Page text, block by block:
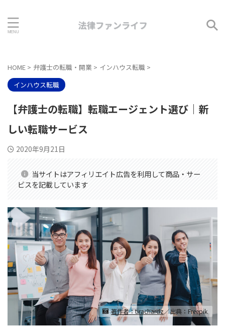
HOME > 弁護士の転職・開業 > インハウス転職 >
インハウス転職
【弁護士の転職】転職エージェント選び｜新
しい転職サービス
2020年9月21日
当サイトはアフィリエイト広告を利用して商品・サー
ビスを記載しています
著作者：tirachardz／出典：Freepik